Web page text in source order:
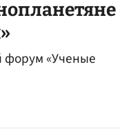
форум «Ученые